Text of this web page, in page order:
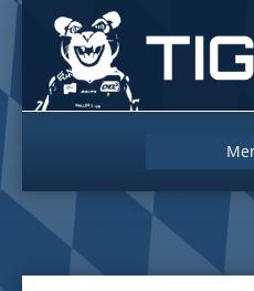
Maskottchen
der
Straubing
Tigers